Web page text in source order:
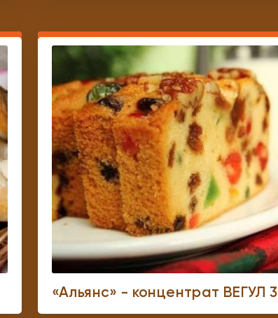
«Альянс» - концентрат ВЕГУЛ 3